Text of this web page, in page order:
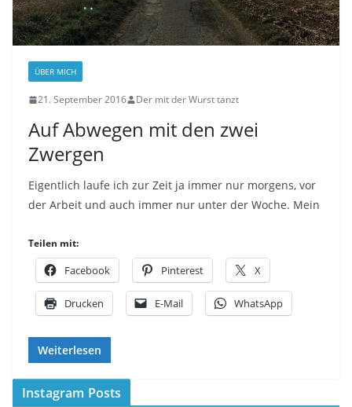
ÜBER MICH
21. September 2016 Der mit der Wurst tanzt
Auf Abwegen mit den zwei
Zwergen
Eigentlich laufe ich zur Zeit ja immer nur morgens, vor
der Arbeit und auch immer nur unter der Woche. Mein
Teilen mit:
Facebook Pinterest X
Drucken E-Mail WhatsApp
Weiterlesen
Instagram Posts